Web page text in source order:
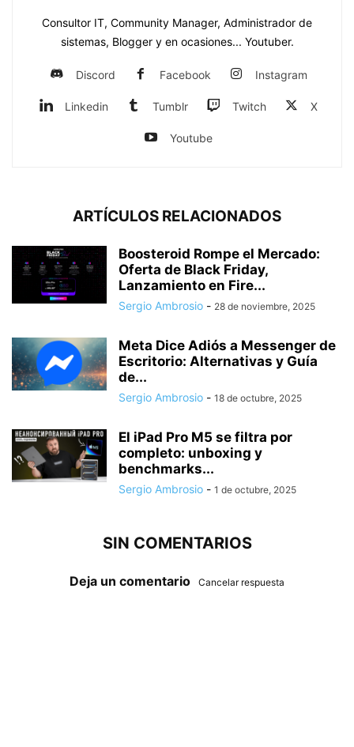
Consultor IT, Community Manager, Administrador de
sistemas, Blogger y en ocasiones... Youtuber.
Discord Facebook Instagram
Linkedin Tumblr Twitch X
Youtube
ARTÍCULOS RELACIONADOS
Boosteroid Rompe el Mercado:
Oferta de Black Friday,
Lanzamiento en Fire...
Sergio Ambrosio - 28 de noviembre, 2025
Meta Dice Adiós a Messenger de
Escritorio: Alternativas y Guía
de...
Sergio Ambrosio - 18 de octubre, 2025
El iPad Pro M5 se filtra por
completo: unboxing y
benchmarks...
Sergio Ambrosio - 1 de octubre, 2025
SIN COMENTARIOS
Deja un comentario Cancelar respuesta